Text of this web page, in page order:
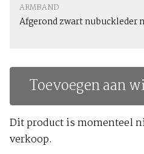
ARMBAND
Afgerond zwart nubuckleder
Toevoegen aan
Dit product is momenteel
verkoop.